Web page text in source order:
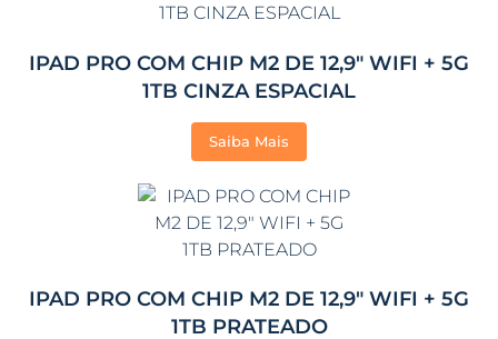
IPAD PRO COM CHIP M2 DE 12,9″ WIFI + 5G
1TB CINZA ESPACIAL
Saiba Mais
IPAD PRO COM CHIP M2 DE 12,9″ WIFI + 5G
1TB PRATEADO